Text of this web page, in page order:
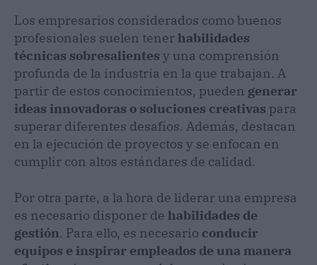
Los empresarios considerados como buenos
profesionales suelen tenerhabilidades
técnicas sobresalientes y una comprensión
profunda de la industria en la que trabajan. A
partir de estos conocimientos, pueden generar
ideas innovadoras o soluciones creativas para
superar diferentes desafíos. Además, destacan
en la ejecución de proyectos y se enfocan en
cumplir con altos estándares de calidad.
Por otra parte, a la hora de liderar una empresa
es necesario disponer de habilidades de
gestión. Para ello, es necesario conducir
equipos e inspirar empleados de una manera